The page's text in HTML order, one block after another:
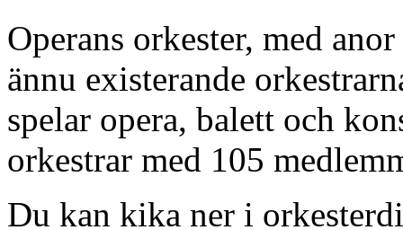
Operans orkester, med
ännu existerande
spelar opera, balett och
orkestrar med 105
Du kan kika ner i